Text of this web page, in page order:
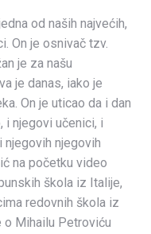
od naših najvećih,
On je osnivač tzv.
je za našu
je danas, iako je
On je uticao da i dan
i njegovi učenici, i
njegovih njegovih
na početku video
škola iz Italije,
redovnih škola iz
o Mihailu Petroviću